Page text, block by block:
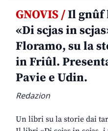
GNOVIS /Il gnûf
«Di scjas in
Floramo, su la
in Friûl.
Pavie e Udin.
Redazion
Un libri su la storie dai